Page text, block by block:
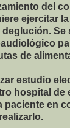
del
ejercitar
Se
de
estudio
hospital de
paciente en